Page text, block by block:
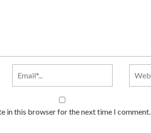
in this browser for the next time I comment.